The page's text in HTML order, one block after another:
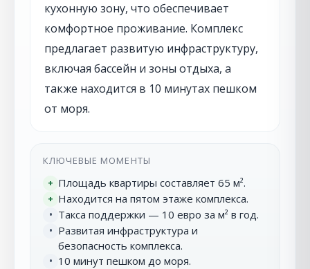
кухонную зону, что обеспечивает
комфортное проживание. Комплекс
предлагает развитую инфраструктуру,
включая бассейн и зоны отдыха, а
также находится в 10 минутах пешком
от моря.
КЛЮЧЕВЫЕ МОМЕНТЫ
+ Площадь квартиры составляет 65 м².
+ Находится на пятом этаже комплекса.
• Такса поддержки — 10 евро за м² в год.
• Развитая инфраструктура и
безопасность комплекса.
• 10 минут пешком до моря.